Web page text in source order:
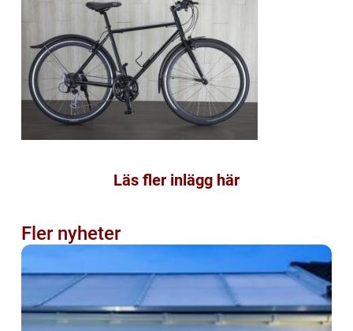
Läs fler inlägg här
Fler nyheter